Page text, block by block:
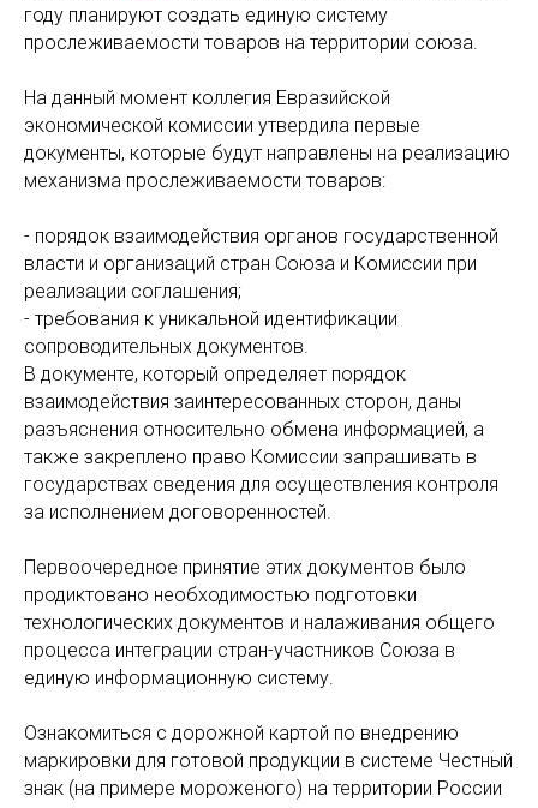
году планируют создать единую систему
прослеживаемости товаров на территории союза.
На данный момент коллегия Евразийской
экономической комиссии утвердила первые
документы, которые будут направлены на реализацию
механизма прослеживаемости товаров:
- порядок взаимодействия органов государственной
власти и организаций стран Союза и Комиссии при
реализации соглашения;
- требования к уникальной идентификации
сопроводительных документов.
В документе, который определяет порядок
взаимодействия заинтересованных сторон, даны
разъяснения относительно обмена информацией, а
также закреплено право Комиссии запрашивать в
государствах сведения для осуществления контроля
за исполнением договоренностей.
Первоочередное принятие этих документов было
продиктовано необходимостью подготовки
технологических документов и налаживания общего
процесса интеграции стран-участников Союза в
единую информационную систему.
Ознакомиться с дорожной картой по внедрению
маркировки для готовой продукции в системе Честный
знак (на примере мороженого) на территории России